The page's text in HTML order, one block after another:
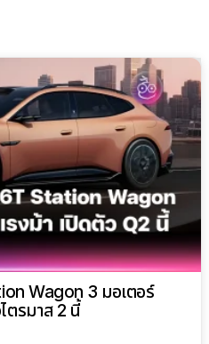
Wagon 3 มอเตอร์
ตรมาส 2 นี้